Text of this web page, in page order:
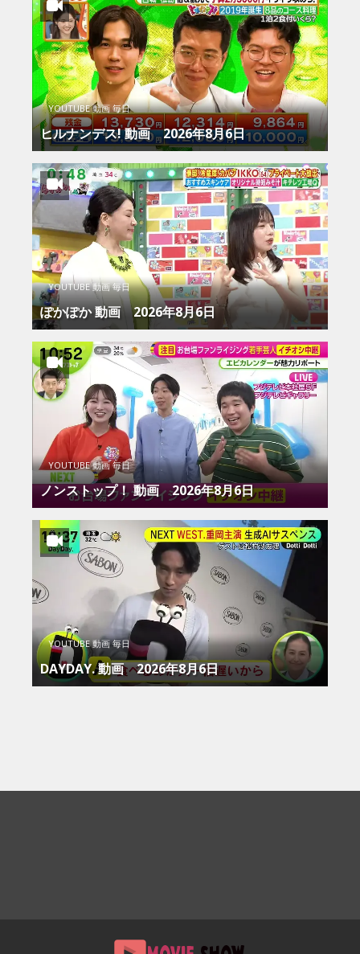
YOUTUBE 動画 毎日
ヒルナンデス! 動画 2026年8月6日
YOUTUBE 動画 毎日
ぽかぽか 動画 2026年8月6日
YOUTUBE 動画 毎日
ノンストップ！ 動画 2026年8月6日
YOUTUBE 動画 毎日
DAYDAY. 動画 2026年8月6日